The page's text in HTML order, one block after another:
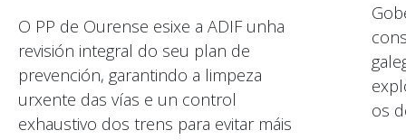
O PP de Ourense esixe a ADIF unha
revisión integral do seu plan de
prevención, garantindo a limpeza
urxente das vías e un control
exhaustivo dos trens para evitar máis
os